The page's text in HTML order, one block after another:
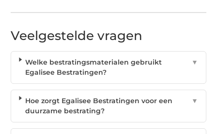
Veelgestelde vragen
Welke bestratingsmaterialen gebruikt
Egalisee Bestratingen?
▼
Hoe zorgt Egalisee Bestratingen voor een
duurzame bestrating?
▼